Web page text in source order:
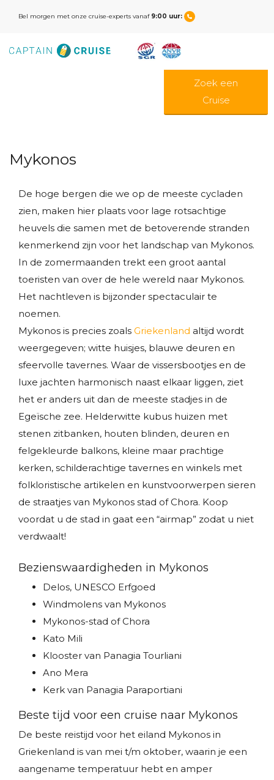
Bel morgen met onze cruise-experts vanaf 9:00 uur:
Zoek een
Cruise
Mykonos
De hoge bergen die we op de meeste cycladen
zien, maken hier plaats voor lage rotsachtige
heuvels die samen met de betoverende stranden
kenmerkend zijn voor het landschap van Mykonos.
In de zomermaanden trekt een groot aantal
toeristen van over de hele wereld naar Mykonos.
Het nachtleven is bijzonder spectaculair te
noemen.
Mykonos is precies zoals Griekenland altijd wordt
weergegeven; witte huisjes, blauwe deuren en
sfeervolle tavernes. Waar de vissersbootjes en de
luxe jachten harmonisch naast elkaar liggen, ziet
het er anders uit dan de meeste stadjes in de
Egeïsche zee. Helderwitte kubus huizen met
stenen zitbanken, houten blinden, deuren en
felgekleurde balkons, kleine maar prachtige
kerken, schilderachtige tavernes en winkels met
folkloristische artikelen en kunstvoorwerpen sieren
de straatjes van Mykonos stad of Chora. Koop
voordat u de stad in gaat een “airmap” zodat u niet
verdwaalt!
Bezienswaardigheden in Mykonos
Delos, UNESCO Erfgoed
Windmolens van Mykonos
Mykonos-stad of Chora
Kato Mili
Klooster van Panagia Tourliani
Ano Mera
Kerk van Panagia Paraportiani
Beste tijd voor een cruise naar Mykonos
De beste reistijd voor het eiland Mykonos in
Griekenland is van mei t/m oktober, waarin je een
aangename temperatuur hebt en amper